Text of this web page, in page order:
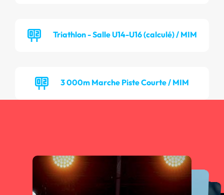
Triathlon - Salle U14-U16 (calculé) / MIM
3 000m Marche Piste Courte / MIM